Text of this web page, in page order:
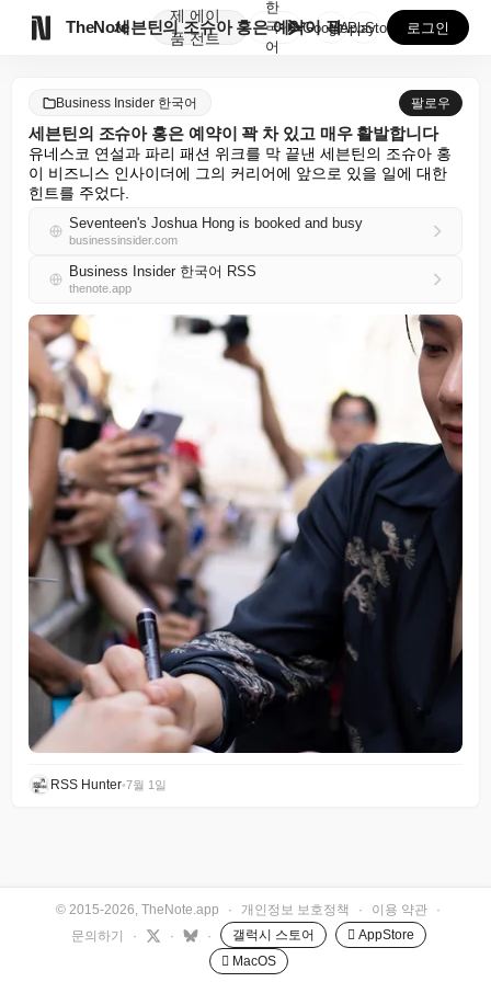
TheNote
제
품
에이
전트
세븐틴의 조슈아 홍은 예약이 꽉 차 있고 매우 활발합니...
한
국
어
GooglePlay
AppStore 로그인
Business Insider 한국어 팔로우
세븐틴의 조슈아 홍은 예약이 꽉 차 있고 매우 활발합니다
유네스코 연설과 파리 패션 위크를 막 끝낸 세븐틴의 조슈아 홍
이 비즈니스 인사이더에 그의 커리어에 앞으로 있을 일에 대한
힌트를 주었다.
Seventeen's Joshua Hong is booked and busy
businessinsider.com
Business Insider 한국어 RSS
thenote.app
RSS Hunter•7월 1일
© 2015-2026, TheNote.app · 개인정보 보호정책 · 이용 약관
·
문의하기
· · · 갤럭시 스토어
 AppStore
 MacOS